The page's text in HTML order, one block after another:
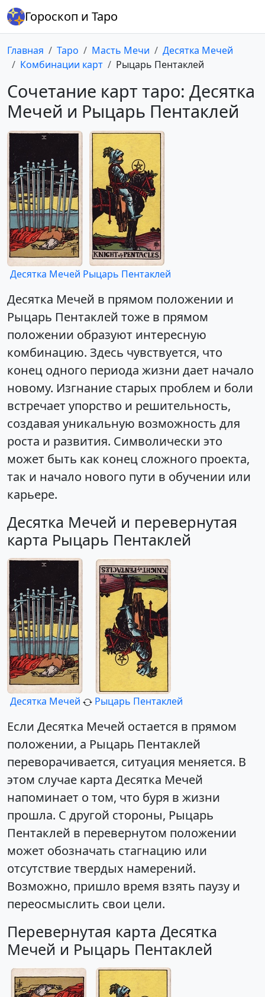
Гороскоп и Таро
Главная Таро Масть Мечи
Десятка Мечей
Комбинации карт
Рыцарь Пентаклей
Сочетание карт таро: Десятка
Мечей и Рыцарь Пентаклей
Десятка Мечей Рыцарь Пентаклей
Десятка Мечей в прямом положении и
Рыцарь Пентаклей тоже в прямом
положении образуют интересную
комбинацию. Здесь чувствуется, что
конец одного периода жизни дает начало
новому. Изгнание старых проблем и боли
встречает упорство и решительность,
создавая уникальную возможность для
роста и развития. Символически это
может быть как конец сложного проекта,
так и начало нового пути в обучении или
карьере.
Десятка Мечей и перевернутая
карта Рыцарь Пентаклей
Десятка Мечей Рыцарь Пентаклей
Если Десятка Мечей остается в прямом
положении, а Рыцарь Пентаклей
переворачивается, ситуация меняется. В
этом случае карта Десятка Мечей
напоминает о том, что буря в жизни
прошла. С другой стороны, Рыцарь
Пентаклей в перевернутом положении
может обозначать стагнацию или
отсутствие твердых намерений.
Возможно, пришло время взять паузу и
переосмыслить свои цели.
Перевернутая карта Десятка
Мечей и Рыцарь Пентаклей